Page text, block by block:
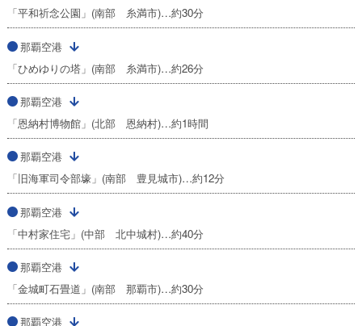
「平和祈念公園」(南部 糸満市)…約30分
那覇空港
「ひめゆりの塔」(南部 糸満市)…約26分
那覇空港
「恩納村博物館」(北部 恩納村)…約1時間
那覇空港
「旧海軍司令部壕」(南部 豊見城市)…約12分
那覇空港
「中村家住宅」(中部 北中城村)…約40分
那覇空港
「金城町石畳道」(南部 那覇市)…約30分
那覇空港